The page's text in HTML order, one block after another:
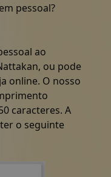
pessoal?
ao
ou pode
online. O nosso
caracteres. A
o seguinte